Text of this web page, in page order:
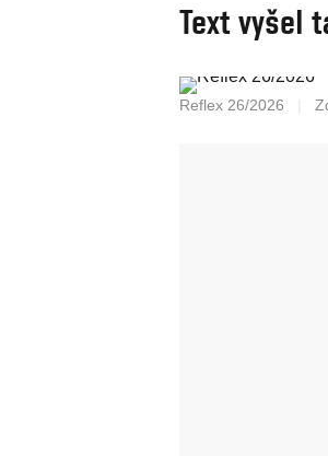
Text vyšel
Reflex 26/2026